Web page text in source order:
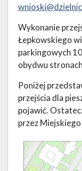
Wykonanie
Łepkowskiego
parkingowych
obydwu
Poniżej
przejścia dla
pojawić.
przez